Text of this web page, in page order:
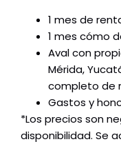
1 mes de
1 mes cómo
Aval con
Mérida,
completo de
Gastos y
*Los precios son
disponibilidad. Se